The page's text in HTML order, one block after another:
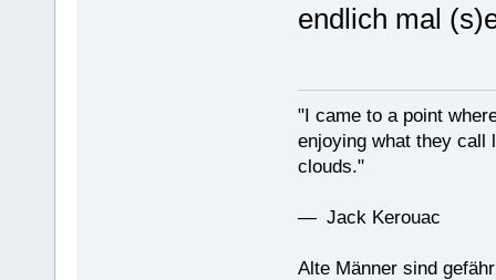
endlich mal
"I came to a point
enjoying what they call
clouds."
— Jack Kerouac
Alte Männer sind